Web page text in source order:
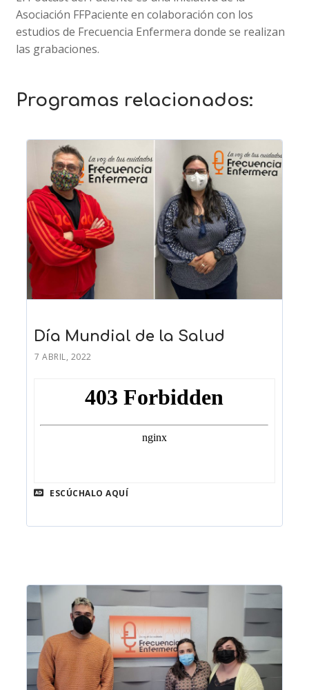
Asociación FFPaciente en colaboración con los
estudios de Frecuencia Enfermera donde se realizan
las grabaciones.
Programas relacionados:
Día Mundial de la Salud
7 ABRIL, 2022
ESCÚCHALO AQUÍ